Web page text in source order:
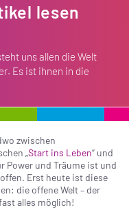
lesen
uns allen die Welt
Es ist ihnen in die
zwischen
„Start ins Leben“ und
Power und Träume ist und
Erst heute ist diese
die offene Welt – der
alles möglich!